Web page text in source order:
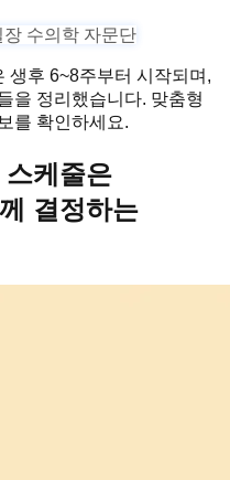
장 수의학 자문단
생후 6~8주부터 시작되며,
을 정리했습니다. 맞춤형
를 확인하세요.
케줄은
결정하는